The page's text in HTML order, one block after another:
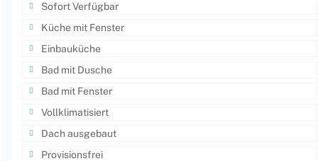
Sofort Verfügbar
Küche mit Fenster
Einbauküche
Bad mit Dusche
Bad mit Fenster
Vollklimatisiert
Dach ausgebaut
Provisionsfrei